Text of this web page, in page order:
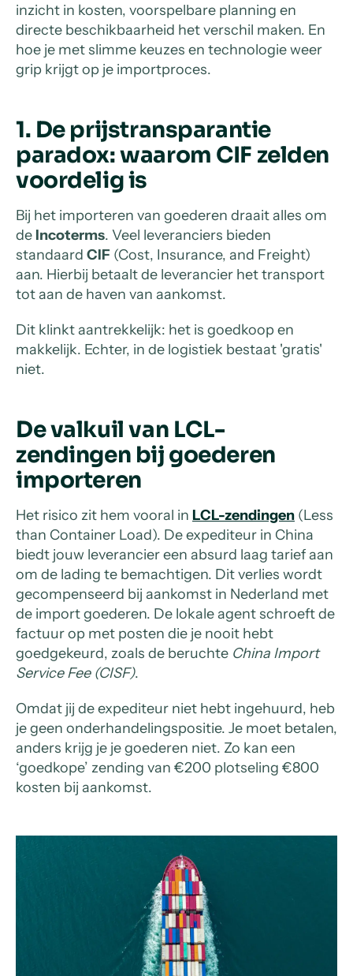
inzicht in kosten, voorspelbare planning en
directe beschikbaarheid het verschil maken. En
hoe je met slimme keuzes en technologie weer
grip krijgt op je importproces.
1. De prijstransparantie
paradox: waarom CIF zelden
voordelig is
Bij het importeren van goederen draait alles om
de Incoterms. Veel leveranciers bieden
standaard CIF (Cost, Insurance, and Freight)
aan. Hierbij betaalt de leverancier het transport
tot aan de haven van aankomst.
Dit klinkt aantrekkelijk: het is goedkoop en
makkelijk. Echter, in de logistiek bestaat 'gratis'
niet.
De valkuil van LCL-
zendingen bij goederen
importeren
Het risico zit hem vooral in LCL-zendingen (Less
than Container Load). De expediteur in China
biedt jouw leverancier een absurd laag tarief aan
om de lading te bemachtigen. Dit verlies wordt
gecompenseerd bij aankomst in Nederland met
de import goederen. De lokale agent schroeft de
factuur op met posten die je nooit hebt
goedgekeurd, zoals de beruchte China Import
Service Fee (CISF).
Omdat jij de expediteur niet hebt ingehuurd, heb
je geen onderhandelingspositie. Je moet betalen,
anders krijg je je goederen niet. Zo kan een
‘goedkope’ zending van €200 plotseling €800
kosten bij aankomst.